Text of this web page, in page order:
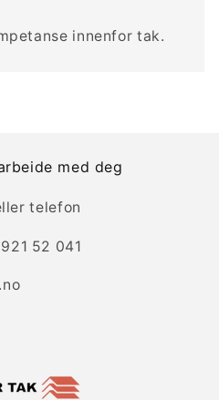
innenfor tak.
med deg
telefon
52 041